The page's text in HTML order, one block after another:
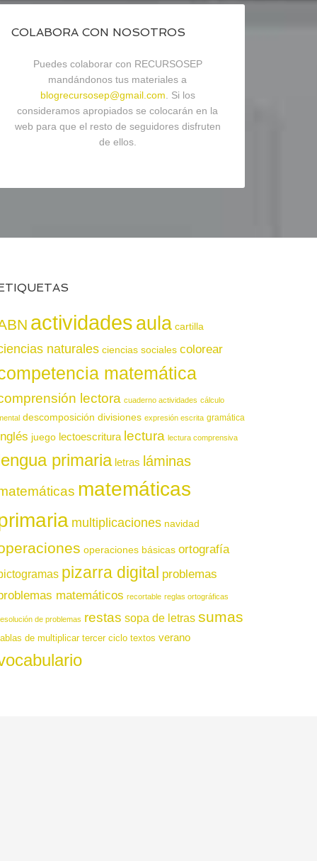
COLABORA CON NOSOTROS
Puedes colaborar con RECURSOSEP
mandándonos tus materiales a
blogrecursosep@gmail.com . Si los
consideramos apropiados se colocarán en la
web para que el resto de seguidores disfruten
de ellos.
actividadesaula cartilla
naturales ciencias sociales colorear
matemática
lectora cuaderno actividades cálculo
descomposición divisiones expresión escrita gramática
juego lectoescritura lectura lectura comprensiva
primaria letras láminas
matemáticas
multiplicaciones navidad
operaciones básicas ortografía
pizarra digital problemas
matemáticos recortable reglas ortográficas
de problemas restas sopa de letras sumas
de multiplicar tercer ciclo textos verano